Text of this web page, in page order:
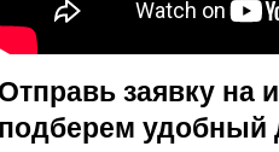
Отправь заявку на
подберем удобный